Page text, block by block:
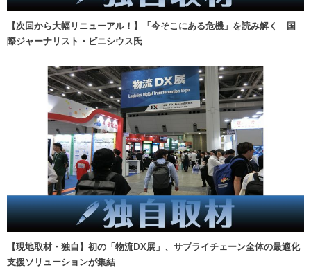
【次回から大幅リニューアル！】「今そこにある危機」を読み解く 国
際ジャーナリスト・ビニシウス氏
【現地取材・独自】初の「物流DX展」、サプライチェーン全体の最適化
支援ソリューションが集結